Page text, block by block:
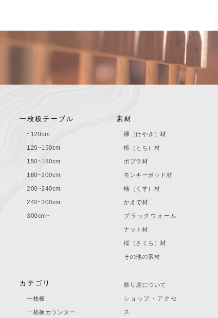
一枚板テーブル
~120cm
120~150cm
150~180cm
180~200cm
200~240cm
240~300cm
300cm~
素材
欅（けやき）材
栃（とち）材
ポプラ材
モンキーポッド材
楠（くす）材
かえで材
ブラックウォール
ナット材
桜（さくら）材
その他の素材
カテゴリ
一枚板
一枚板カウンター
祭り屋について
ショップ・アクセ
ス